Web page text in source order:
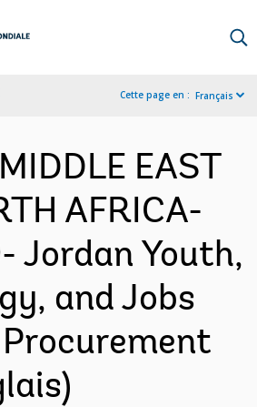
Cette page en : Français
EAST
AFRICA-
Jordan Youth,
and Jobs